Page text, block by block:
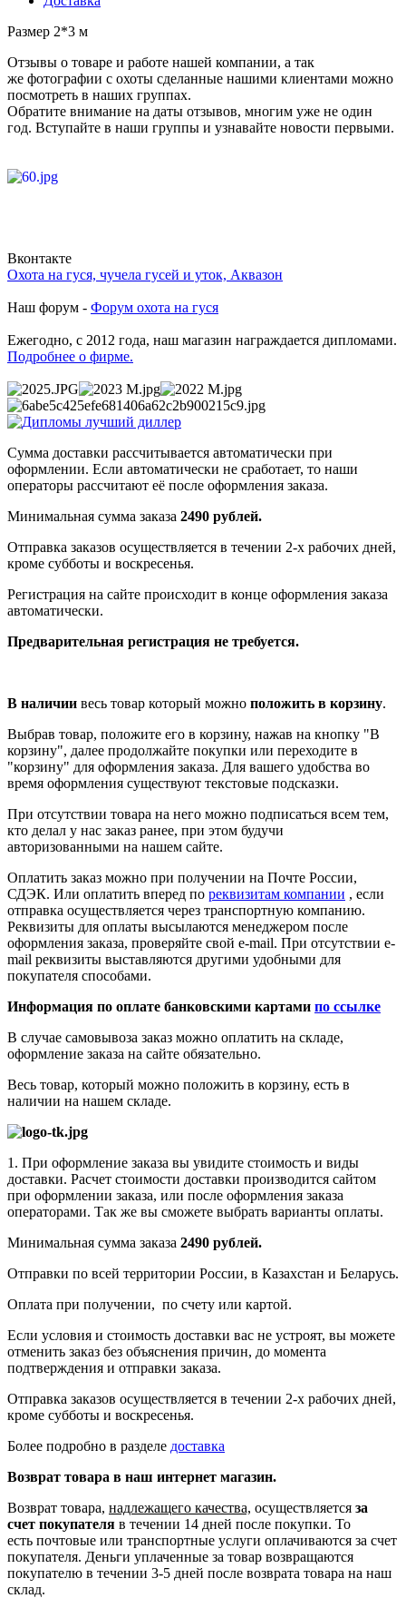
Размер 2*3 м
Отзывы о товаре и работе нашей компании, а так
же фотографии с охоты сделанные нашими клиентами можно
посмотреть в наших группах.
Обратите внимание на даты отзывов, многим уже не один
год. Вступайте в наши группы и узнавайте новости первыми.
Вконтакте
Охота на гуся, чучела гусей и уток, Аквазон
Наш форум - Форум охота на гуся
Ежегодно, с 2012 года, наш магазин награждается дипломами.
Подробнее о фирме.
Сумма доставки рассчитывается автоматически при
оформлении. Если автоматически не сработает, то наши
операторы рассчитают её после оформления заказа.
Минимальная сумма заказа 2490 рублей.
Отправка заказов осуществляется в течении 2-х рабочих дней,
кроме субботы и воскресенья.
Регистрация на сайте происходит в конце оформления заказа
автоматически.
Предварительная регистрация не требуется.
В наличии весь товар который можно положить в корзину.
Выбрав товар, положите его в корзину, нажав на кнопку "В
корзину", далее продолжайте покупки или переходите в
"корзину" для оформления заказа. Для вашего удобства во
время оформления существуют текстовые подсказки.
При отсутствии товара на него можно подписаться всем тем,
кто делал у нас заказ ранее, при этом будучи
авторизованными на нашем сайте.
Оплатить заказ можно при получении на Почте России,
СДЭК. Или оплатить вперед по реквизитам компании , если
отправка осуществляется через транспортную компанию.
Реквизиты для оплаты высылаются менеджером после
оформления заказа, проверяйте свой e-mail. При отсутствии e-
mail реквизиты выставляются другими удобными для
покупателя способами.
Информация по оплате банковскими картами по ссылке
В случае самовывоза заказ можно оплатить на складе,
оформление заказа на сайте обязательно.
Весь товар, который можно положить в корзину, есть в
наличии на нашем складе.
1. При оформление заказа вы увидите стоимость и виды
доставки. Расчет стоимости доставки производится сайтом
при оформлении заказа, или после оформления заказа
операторами. Так же вы сможете выбрать варианты оплаты.
Минимальная сумма заказа 2490 рублей.
Отправки по всей территории России, в Казахстан и Беларусь.
Оплата при получении, по счету или картой.
Если условия и стоимость доставки вас не устроят, вы можете
отменить заказ без объяснения причин, до момента
подтверждения и отправки заказа.
Отправка заказов осуществляется в течении 2-х рабочих дней,
кроме субботы и воскресенья.
Более подробно в разделе доставка
Возврат товара в наш интернет магазин.
Возврат товара, надлежащего качества, осуществляется за
счет покупателя в течении 14 дней после покупки. То
есть почтовые или транспортные услуги оплачиваются за счет
покупателя. Деньги уплаченные за товар возвращаются
покупателю в течении 3-5 дней после возврата товара на наш
склад.